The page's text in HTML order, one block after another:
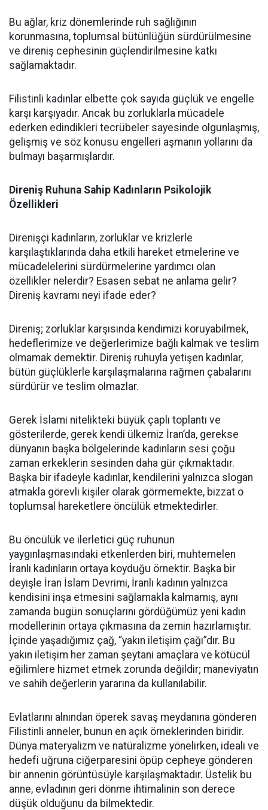
Bu ağlar, kriz dönemlerinde ruh sağlığının
korunmasına, toplumsal bütünlüğün sürdürülmesine
ve direniş cephesinin güçlendirilmesine katkı
sağlamaktadır.
Filistinli kadınlar elbette çok sayıda güçlük ve engelle
karşı karşıyadır. Ancak bu zorluklarla mücadele
ederken edindikleri tecrübeler sayesinde olgunlaşmış,
gelişmiş ve söz konusu engelleri aşmanın yollarını da
bulmayı başarmışlardır.
Direniş Ruhuna Sahip Kadınların Psikolojik
Özellikleri
Direnişçi kadınların, zorluklar ve krizlerle
karşılaştıklarında daha etkili hareket etmelerine ve
mücadelelerini sürdürmelerine yardımcı olan
özellikler nelerdir? Esasen sebat ne anlama gelir?
Direniş kavramı neyi ifade eder?
Direniş; zorluklar karşısında kendimizi koruyabilmek,
hedeflerimize ve değerlerimize bağlı kalmak ve teslim
olmamak demektir. Direniş ruhuyla yetişen kadınlar,
bütün güçlüklerle karşılaşmalarına rağmen çabalarını
sürdürür ve teslim olmazlar.
Gerek İslami nitelikteki büyük çaplı toplantı ve
gösterilerde, gerek kendi ülkemiz İran’da, gerekse
dünyanın başka bölgelerinde kadınların sesi çoğu
zaman erkeklerin sesinden daha gür çıkmaktadır.
Başka bir ifadeyle kadınlar, kendilerini yalnızca slogan
atmakla görevli kişiler olarak görmemekte, bizzat o
toplumsal hareketlere öncülük etmektedirler.
Bu öncülük ve ilerletici güç ruhunun
yaygınlaşmasındaki etkenlerden biri, muhtemelen
İranlı kadınların ortaya koyduğu örnektir. Başka bir
deyişle İran İslam Devrimi, İranlı kadının yalnızca
kendisini inşa etmesini sağlamakla kalmamış, aynı
zamanda bugün sonuçlarını gördüğümüz yeni kadın
modellerinin ortaya çıkmasına da zemin hazırlamıştır.
İçinde yaşadığımız çağ, “yakın iletişim çağı”dır. Bu
yakın iletişim her zaman şeytani amaçlara ve kötücül
eğilimlere hizmet etmek zorunda değildir; maneviyatın
ve sahih değerlerin yararına da kullanılabilir.
Evlatlarını alnından öperek savaş meydanına gönderen
Filistinli anneler, bunun en açık örneklerinden biridir.
Dünya materyalizm ve natüralizme yönelirken, ideali ve
hedefi uğruna ciğerparesini öpüp cepheye gönderen
bir annenin görüntüsüyle karşılaşmaktadır. Üstelik bu
anne, evladının geri dönme ihtimalinin son derece
düşük olduğunu da bilmektedir.